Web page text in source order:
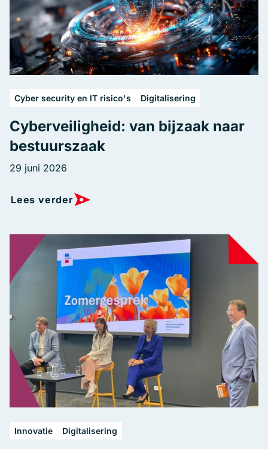
Cyber security en IT risico's Digitalisering
Cyberveiligheid: van bijzaak naar
bestuurszaak
29 juni 2026
Lees verder
Innovatie Digitalisering